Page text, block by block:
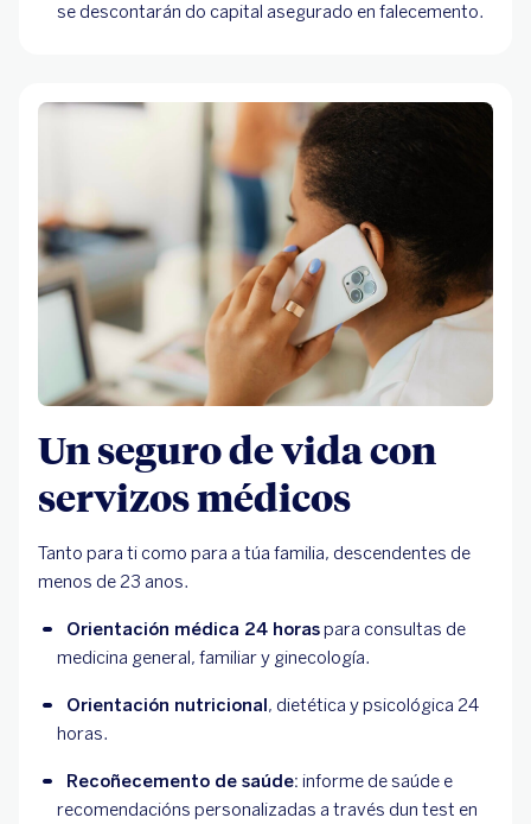
se descontarán do capital asegurado en falecemento.
Un seguro de vida con
servizos médicos
Tanto para ti como para a túa familia, descendentes de
menos de 23 anos.
Orientación médica 24 horas para consultas de
medicina general, familiar y ginecología.
Orientación nutricional, dietética y psicológica 24
horas.
Recoñecemento de saúde: informe de saúde e
recomendacións personalizadas a través dun test en